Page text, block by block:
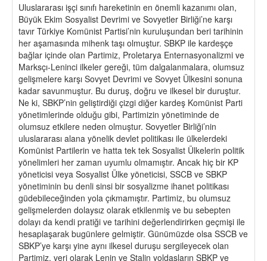
Uluslararası işçi sınıfı hareketinin en önemli kazanımı olan,
Büyük Ekim Sosyalist Devrimi ve Sovyetler Birliği’ne karşı
tavır Türkiye Komünist Partisi’nin kuruluşundan beri tarihinin
her aşamasında mihenk taşı olmuştur. SBKP ile kardeşçe
bağlar içinde olan Partimiz, Proletarya Enternasyonalizmi ve
Marksçı-Leninci ilkeler gereği, tüm dalgalanmalara, olumsuz
gelişmelere karşı Sovyet Devrimi ve Sovyet Ülkesini sonuna
kadar savunmuştur. Bu duruş, doğru ve ilkesel bir duruştur.
Ne ki, SBKP’nin geliştirdiği çizgi diğer kardeş Komünist Parti
yönetimlerinde olduğu gibi, Partimizin yönetiminde de
olumsuz etkilere neden olmuştur. Sovyetler Birliği’nin
uluslararası alana yönelik devlet politikası ile ülkelerdeki
Komünist Partilerin ve hatta tek tek Sosyalist Ülkelerin politik
yönelimleri her zaman uyumlu olmamıştır. Ancak hiç bir KP
yöneticisi veya Sosyalist Ülke yöneticisi, SSCB ve SBKP
yönetiminin bu denli sinsi bir sosyalizme ihanet politikası
güdebileceğinden yola çıkmamıştır. Partimiz, bu olumsuz
gelişmelerden dolaysız olarak etkilenmiş ve bu sebepten
dolayı da kendi pratiği ve tarihini değerlendirirken geçmişi ile
hesaplaşarak bugünlere gelmiştir. Günümüzde olsa SSCB ve
SBKP’ye karşı yine aynı ilkesel duruşu sergileyecek olan
Partimiz, veri olarak Lenin ve Stalin yoldaşların SBKP ve